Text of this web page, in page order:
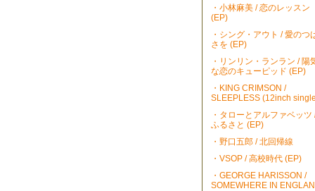
・小林麻美 / 恋のレッスン
(EP)
・シング・アウト / 愛のつ
さを (EP)
・リンリン・ランラン / 陽
な恋のキューピッド (EP)
・KING CRIMSON /
SLEEPLESS (12inch
・タローとアルファベッツ
ふるさと (EP)
・野口五郎 / 北回帰線
・VSOP / 高校時代 (EP)
・GEORGE HARISSON /
SOMEWHERE IN